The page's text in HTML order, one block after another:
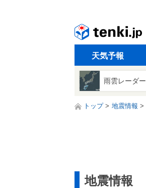
天気予報
雨雲レーダー
トップ 地震情報
地震情報